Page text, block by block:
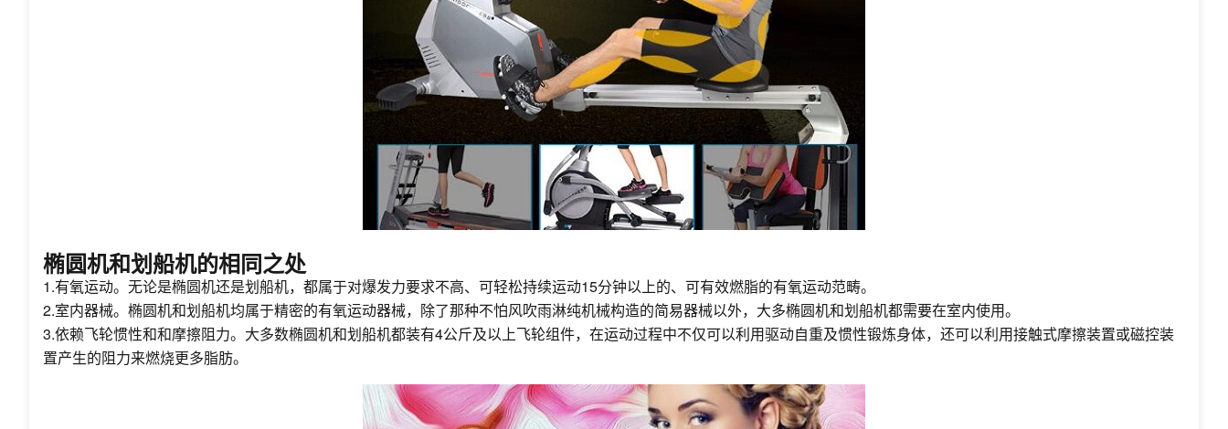
椭圆机和划船机的相同之处
1.有氧运动。无论是椭圆机还是划船机，都属于对爆发力要求不高、可轻松持续运动15分钟以上的、可有效燃脂的有氧运动范畴。
2.室内器械。椭圆机和划船机均属于精密的有氧运动器械，除了那种不怕风吹雨淋纯机械构造的简易器械以外，大多椭圆机和划船机都需要在室内使用。
3.依赖飞轮惯性和和摩擦阻力。大多数椭圆机和划船机都装有4公斤及以上飞轮组件，在运动过程中不仅可以利用驱动自重及惯性锻炼身体，还可以利用接触式摩擦装置或磁控装
置产生的阻力来燃烧更多脂肪。